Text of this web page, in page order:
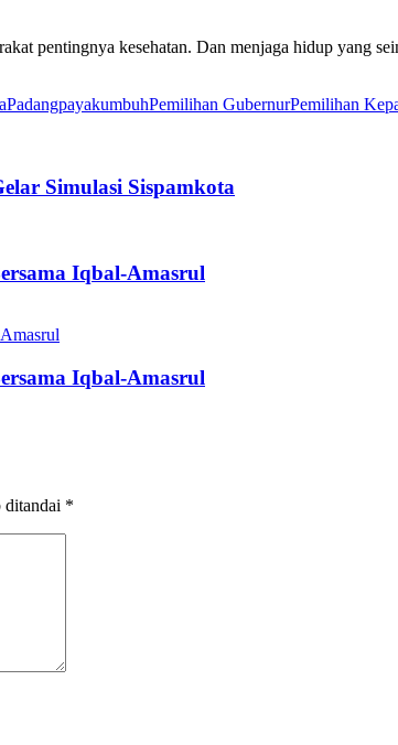
pentingnya kesehatan. Dan menjaga hidup yang
PadangpayakumbuhPemilihan GubernurPemilihan
Simulasi Sispamkota
Iqbal-Amasrul
Iqbal-Amasrul
ditandai *